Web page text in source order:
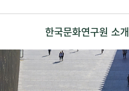
한국문화연구원 소개